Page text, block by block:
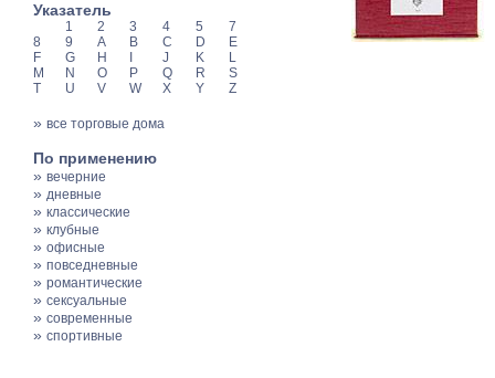
Указатель
1 2 3 4 5
7
8
9 A B C D
E
F
G H J K
L
M
N O P Q R
S
T
U V W X Y Z
» все торговые дома
По применению
» вечерние
» дневные
» классические
» клубные
» офисные
» повседневные
» романтические
» сексуальные
» современные
» спортивные